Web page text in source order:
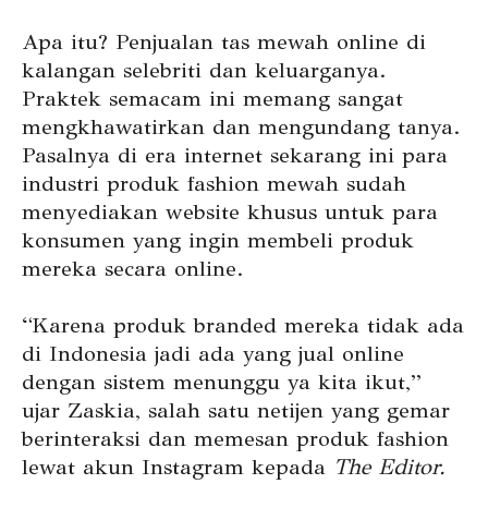
Apa itu? Penjualan tas mewah online di
kalangan selebriti dan keluarganya.
Praktek semacam ini memang sangat
mengkhawatirkan dan mengundang tanya.
Pasalnya di era internet sekarang ini para
industri produk fashion mewah sudah
menyediakan website khusus untuk para
konsumen yang ingin membeli produk
mereka secara online.
“Karena produk branded mereka tidak ada
di Indonesia jadi ada yang jual online
dengan sistem menunggu ya kita ikut,”
ujar Zaskia, salah satu netijen yang gemar
berinteraksi dan memesan produk fashion
lewat akun Instagram kepada The Editor.